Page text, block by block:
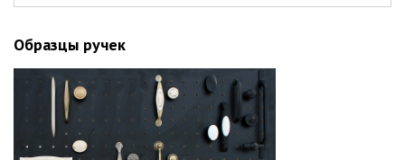
Образцы ручек